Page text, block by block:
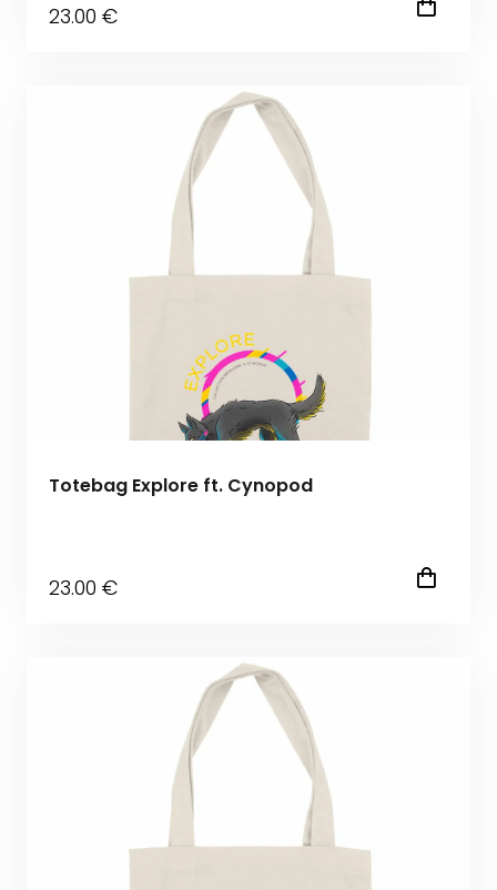
23.00 €
Totebag Explore ft. Cynopod
23.00 €